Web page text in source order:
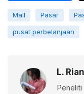
Mall Pasar
pusat perbelanjaan
L.